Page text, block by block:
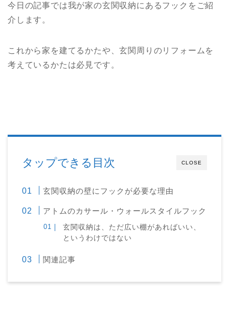
今日の記事では我が家の玄関収納にあるフックをご紹
介します。
これから家を建てるかたや、玄関周りのリフォームを
考えているかたは必見です。
CLOSE
タップできる目次
玄関収納の壁にフックが必要な理由
アトムのカサール・ウォールスタイルフック
玄関収納は、ただ広い棚があればいい、
というわけではない
関連記事